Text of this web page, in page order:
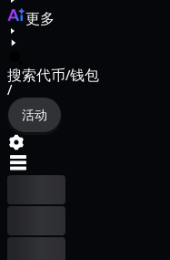
更多
搜索代币/钱包
/
活动